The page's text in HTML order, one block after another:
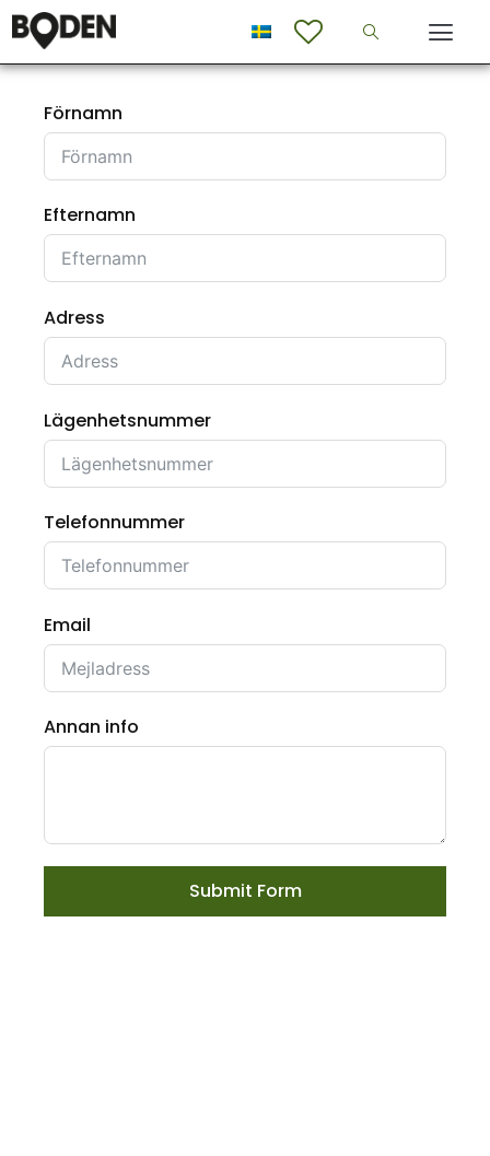
Förnamn
Efternamn
Adress
Lägenhetsnummer
Telefonnummer
Email
Annan info
Submit Form